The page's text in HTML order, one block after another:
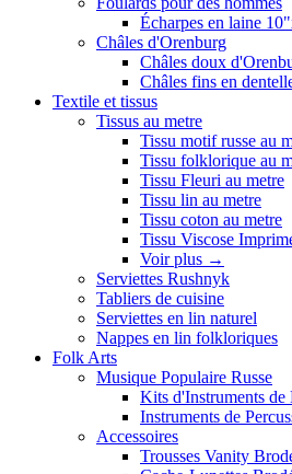
Écharpes en laine
Châles d'Orenburg
Châles doux
Châles fins en
Textile et tissus
Tissus au metre
Tissu motif russe au
Tissu folklorique au
Tissu Fleuri au metre
Tissu lin au metre
Tissu coton au metre
Tissu Viscose
Voir plus →
Serviettes Rushnyk
Tabliers de cuisine
Serviettes en lin naturel
Nappes en lin folkloriques
Folk Arts
Musique Populaire Russe
Kits d'Instruments
Instruments de
Accessoires
Trousses Vanity